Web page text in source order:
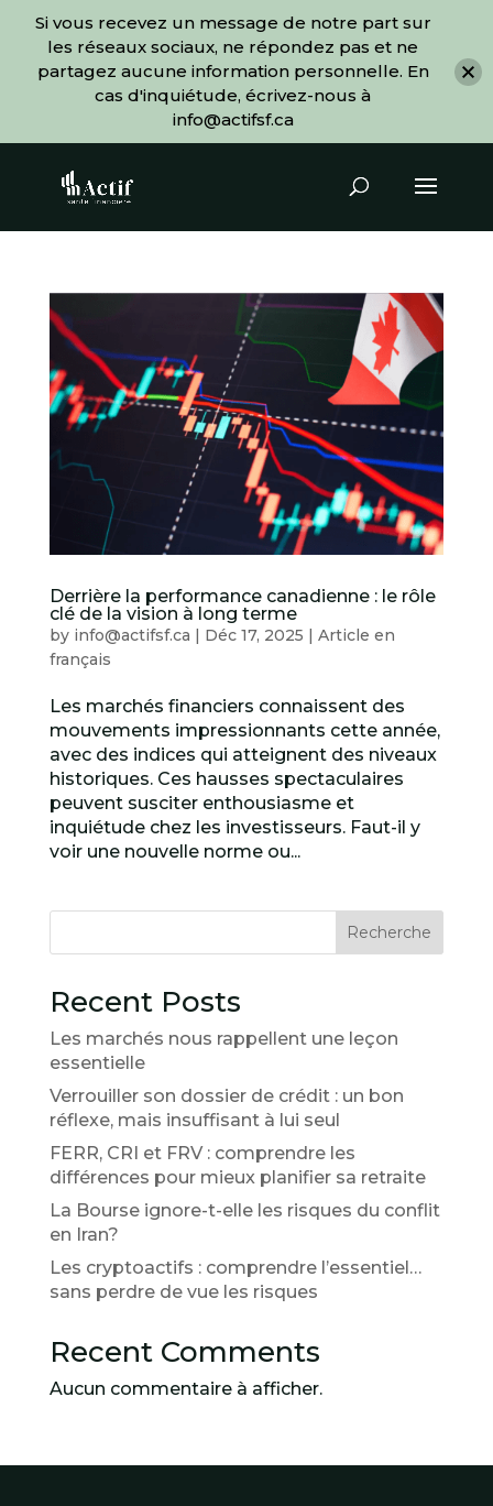
Derrière la performance canadienne : le rôle
clé de la vision à long terme
by info@actifsf.ca | Déc 17, 2025 | Article en
français
Les marchés financiers connaissent des
mouvements impressionnants cette année,
avec des indices qui atteignent des niveaux
historiques. Ces hausses spectaculaires
peuvent susciter enthousiasme et
inquiétude chez les investisseurs. Faut-il y
voir une nouvelle norme ou...
Recherche
Recent Posts
Les marchés nous rappellent une leçon
essentielle
Verrouiller son dossier de crédit : un bon
réflexe, mais insuffisant à lui seul
FERR, CRI et FRV : comprendre les
différences pour mieux planifier sa retraite
La Bourse ignore-t-elle les risques du conflit
en Iran?
Les cryptoactifs : comprendre l’essentiel…
sans perdre de vue les risques
Recent Comments
Aucun commentaire à afficher.
Si vous recevez un message de notre part sur
les réseaux sociaux, ne répondez pas et ne
partagez aucune information personnelle. En
cas d'inquiétude, écrivez-nous à
info@actifsf.ca